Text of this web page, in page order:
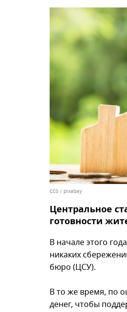
CC0 / pixabay
Центральное
готовности
В начале этого
никаких
бюро (ЦСУ).
В то же время, по
денег, чтобы